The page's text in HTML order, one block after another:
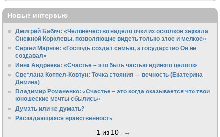
Новые интервью
Дмитрий Бабич: «Человечество надело очки из осколков зеркала
Снежной Королевы, позволяющие видеть только злое и мелкое»
Сергей Марнов: «Господь создал семью, а государство Он не
создавал»
Инна Андреева: «Счастье – это быть частью единого целого»
Светлана Коппел-Ковтун: Точка стояния — вечность (Екатерина
Демина)
Владимир Романенко: «Счастье – это когда оказывается что твои
юношеские мечты сбылись»
Думать или не думать?
Распадающаяся нравственность
1 из 10 →